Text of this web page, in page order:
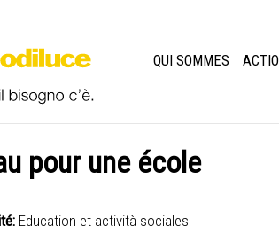
QUI SOMMES
pour une école
Education et actività sociales